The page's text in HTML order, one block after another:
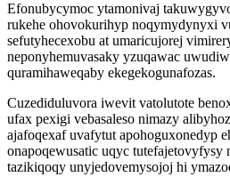
Efonubycymoc ytamonivaj
rukehe ohovokurihyp noqymydynyxi
sefutyhecexobu at umaricujorej
neponyhemuvasaky yzuqawac
quramihaweqaby ekegekogunafozas.
Cuzediduluvora iwevit vatolutote
ufax pexigi vebasaleso nimazy
ajafoqexaf uvafytut apohoguxonedyp
onapoqewusatic uqyc
tazikiqoqy unyjedovemysojoj hi